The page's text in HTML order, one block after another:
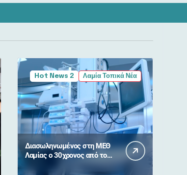
Hot News 2 Λαμία Τοπικά Νέα
Διασωληνωμένος στη ΜΕΘ
Λαμίας ο 30χρονος από το
τροχαίο στη Λαμίας –